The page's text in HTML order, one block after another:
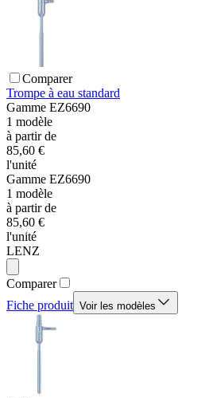
Comparer
Trompe à eau standard
Gamme EZ6690
1 modèle
à partir de
85,60 €
l'unité
Gamme EZ6690
1 modèle
à partir de
85,60 €
l'unité
LENZ
Comparer
Fiche produit Voir les modèles